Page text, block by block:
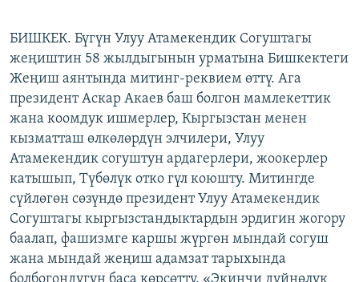
БИШКЕК. Бүгүн Улуу Атамекендик Согуштагы
жеңиштин 58 жылдыгынын урматына Бишкектеги
Жеңиш аянтында митинг-реквием өттү. Ага
президент Аскар Акаев баш болгон мамлекеттик
жана коомдук ишмерлер, Кыргызстан менен
кызматташ өлкөлөрдүн элчилери, Улуу
Атамекендик согуштун ардагерлери, жоокерлер
катышып, Түбөлүк отко гүл коюшту. Митингде
сүйлөгөн сөзүндө президент Улуу Атамекендик
Согуштагы кыргызстандыктардын эрдигин жогору
баалап, фашизмге каршы жүргөн мындай согуш
жана мындай жеңиш адамзат тарыхында